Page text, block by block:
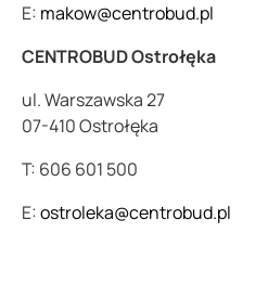
E: makow@centrobud.pl
CENTROBUD Ostrołęka
ul. Warszawska 27
07-410 Ostrołęka
T: 606 601 500
E:ostroleka@centrobud.pl